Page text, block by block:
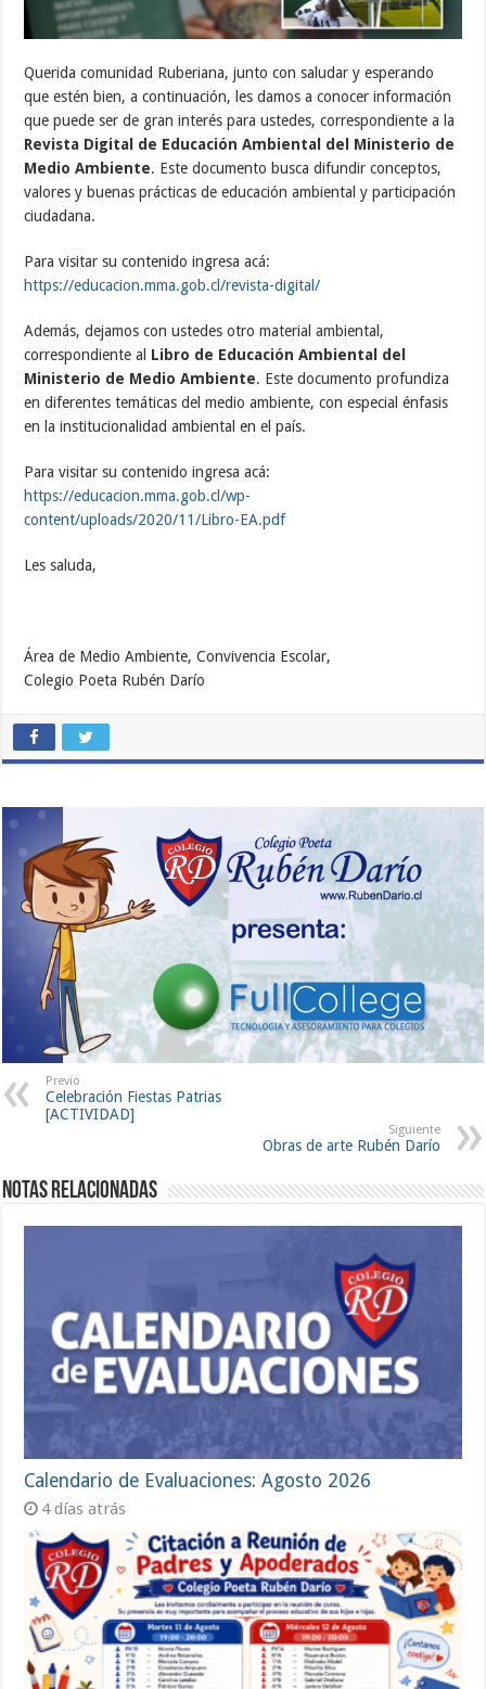
Querida comunidad Ruberiana, junto con saludar y esperando
que estén bien, a continuación, les damos a conocer información
que puede ser de gran interés para ustedes, correspondiente a la
Revista Digital de Educación Ambiental del Ministerio de
Medio Ambiente. Este documento busca difundir conceptos,
valores y buenas prácticas de educación ambiental y participación
ciudadana.
Para visitar su contenido ingresa acá:
https://educacion.mma.gob.cl/revista-digital/
Además, dejamos con ustedes otro material ambiental,
correspondiente al Libro de Educación Ambiental del
Ministerio de Medio Ambiente. Este documento profundiza
en diferentes temáticas del medio ambiente, con especial énfasis
en la institucionalidad ambiental en el país.
Para visitar su contenido ingresa acá:
https://educacion.mma.gob.cl/wp-
content/uploads/2020/11/Libro-EA.pdf
Les saluda,
Área de Medio Ambiente, Convivencia Escolar,
Colegio Poeta Rubén Darío
Previo
Celebración Fiestas Patrias
[ACTIVIDAD]
Siguiente
Obras de arte Rubén Darío
Notas Relacionadas
Calendario de Evaluaciones: Agosto 2026
4 días atrás